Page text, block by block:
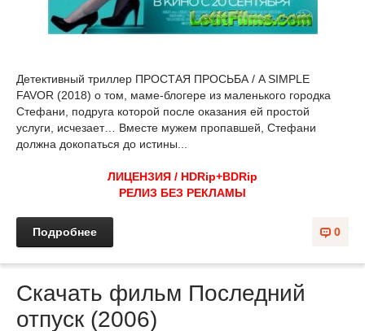
Детективный триллер ПРОСТАЯ ПРОСЬБА / A SIMPLE
FAVOR (2018) о том, маме-блогере из маленького городка
Стефани, подруга которой после оказания ей простой
услуги, исчезает… Вместе мужем пропавшей, Стефани
должна докопаться до истины...
ЛИЦЕНЗИЯ / HDRip+BDRip
РЕЛИЗ БЕЗ РЕКЛАМЫ
0
Подробнее
Скачать фильм Последний
отпуск (2006)